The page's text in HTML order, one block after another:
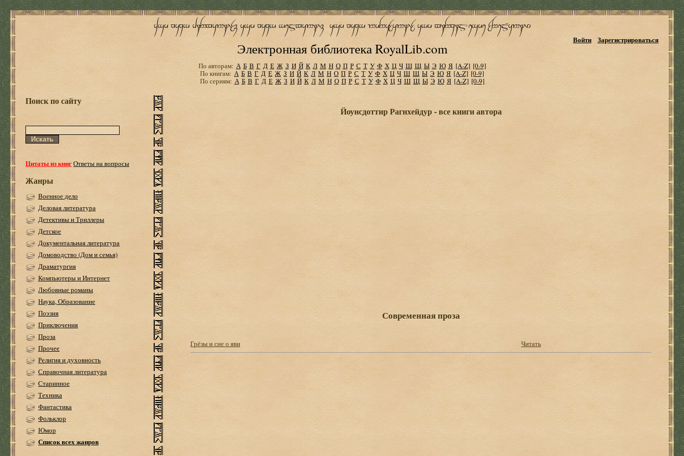
Электронная библиотека RoyalLib.com
Войти Зарегистрироваться
По авторам: А Б В Г Д Е Ж З И Й К Л М Н О П Р С Т У Ф Х Ц Ч Ш Щ Ы Э Ю Я [A-Z] [0-9]
По книгам: А Б В Г Д Е Ж З И Й К Л М Н О П Р С Т У Ф Х Ц Ч Ш Щ Ы Э Ю Я [A-Z] [0-9]
По сериям: А Б В Г Д Е Ж З И Й К Л М Н О П Р С Т У Ф Х Ц Ч Ш Щ Ы Э Ю Я [A-Z] [0-9]
Поиск по сайту
Цитаты из книгОтветы на вопросы
Жанры
Военное дело
Деловая литература
Детективы и Триллеры
Детское
Документальная литература
Домоводство (Дом и семья)
Драматургия
Компьютеры и Интернет
Любовные романы
Наука, Образование
Поэзия
Приключения
Проза
Прочее
Религия и духовность
Справочная литература
Старинное
Техника
Фантастика
Фольклор
Юмор
Список всех жанров
Йоунсдоттир Рагнхейдур - все книги автора
Современная проза
Грёзы и сне о яви Читать